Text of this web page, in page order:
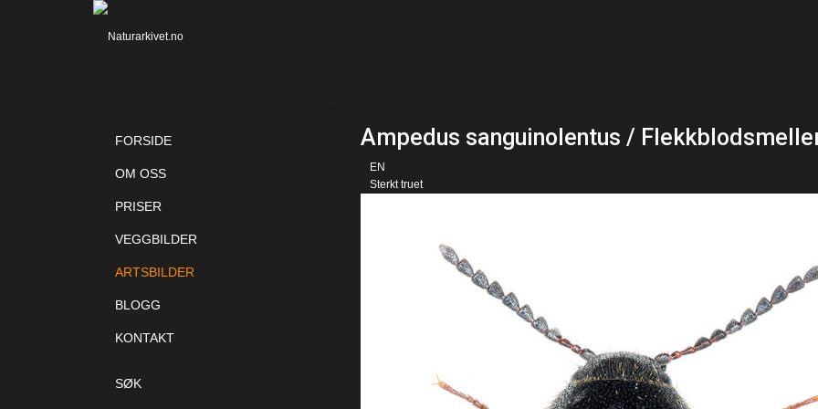
Ampedus sanguinolentus /
EN
Sterkt truet
FORSIDE
OM OSS
PRISER
VEGGBILDER
ARTSBILDER
BLOGG
KONTAKT
SØK